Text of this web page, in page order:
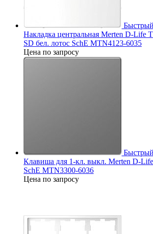
Накладка центральная Merten D-Life
SD бел. лотос SchE MTN4123-6035
Цена по запросу
Клавиша для 1-кл. выкл. Merten D-
SchE MTN3300-6036
Цена по запросу